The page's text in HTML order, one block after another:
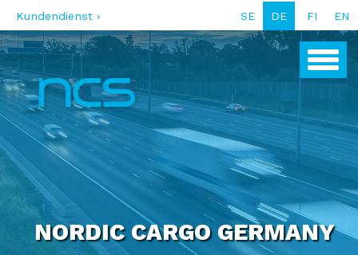
Kundendienst › SE DE FI EN
NORDIC CARGO GERMANY